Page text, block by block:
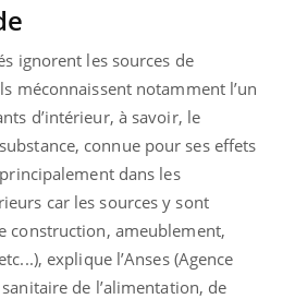
ignorent les sources de
méconnaissent notamment l’un
d’intérieur, à savoir, le
connue pour ses effets
dans les
car les sources y sont
construction, ameublement,
explique l’Anses (Agence
de l’alimentation, de